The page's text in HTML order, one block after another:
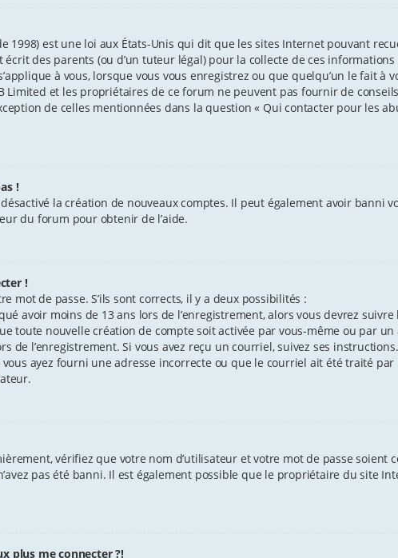
1998) est une loi aux États-Unis qui dit que les sites Internet pouvant
des parents (ou d’un tuteur légal) pour la collecte de ces
à vous, lorsque vous vous enregistrez ou que quelqu’un le fait à
et les propriétaires de ce forum ne peuvent pas fournir de
de celles mentionnées dans la question « Qui contacter pour les
!
la création de nouveaux comptes. Il peut également avoir banni
du forum pour obtenir de l’aide.
!
mot de passe. S’ils sont corrects, il y a deux possibilités :
avoir moins de 13 ans lors de l’enregistrement, alors vous devrez
toute nouvelle création de compte soit activée par vous-même ou par
de l’enregistrement. Si vous avez reçu un courriel, suivez ses instructions.
vous ayez fourni une adresse incorrecte ou que le courriel ait été traité
vérifiez que votre nom d’utilisateur et votre mot de passe soient
pas été banni. Il est également possible que le propriétaire du site
plus me connecter ?!